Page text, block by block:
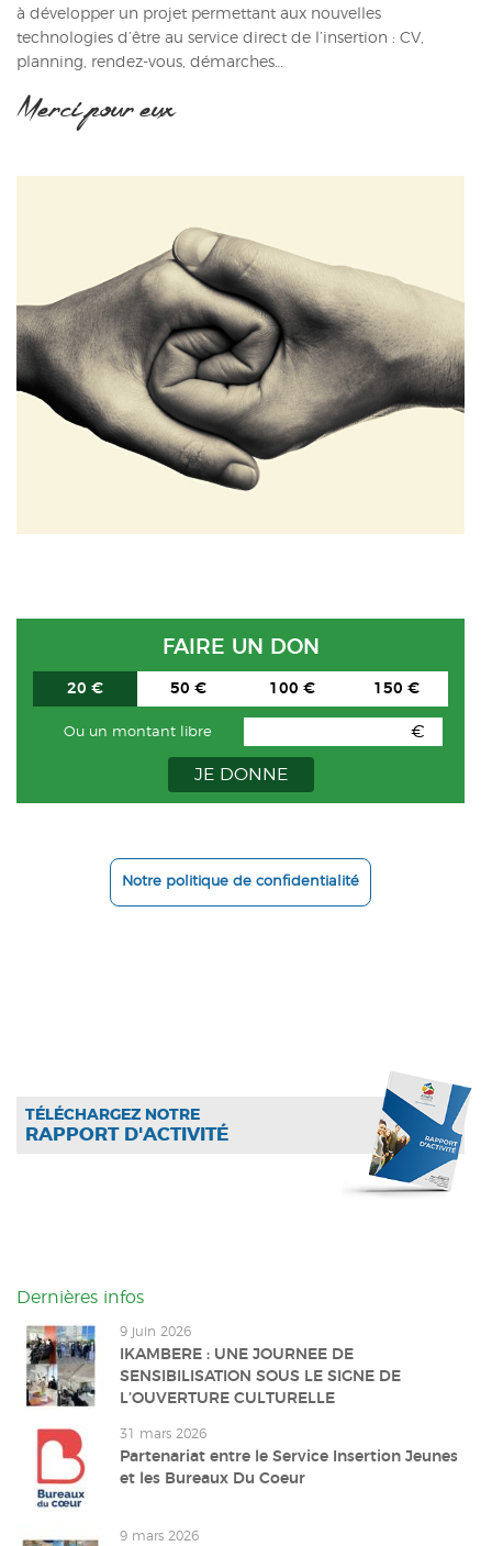
à développer un projet permettant aux nouvelles
technologies d’être au service direct de l’insertion : CV,
planning, rendez-vous, démarches…
Merci pour eux
FAIRE UN DON
20 € 50 € 100 € 150 €
Ou un montant libre €
JE DONNE
Notre politique de confidentialité
TÉLÉCHARGEZ NOTRE
RAPPORT D'ACTIVITÉ
Dernières infos
9 juin 2026
IKAMBERE : UNE JOURNEE DE
SENSIBILISATION SOUS LE SIGNE DE
L’OUVERTURE CULTURELLE
31 mars 2026
Partenariat entre le Service Insertion Jeunes
et les Bureaux Du Coeur
9 mars 2026